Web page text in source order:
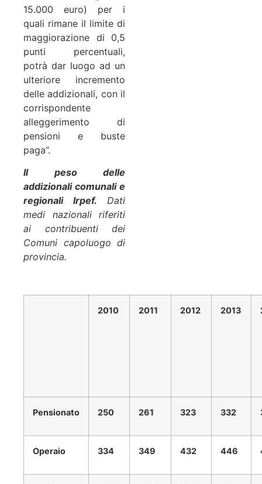
15.000 euro) per i
quali rimane il limite di
maggiorazione di 0,5
punti percentuali,
potrà dar luogo ad un
ulteriore incremento
delle addizionali, con il
corrispondente
alleggerimento di
pensioni e buste
paga”.
Il peso delle
addizionali comunali e
regionali Irpef. Dati
medi nazionali riferiti
ai contribuenti dei
Comuni capoluogo di
provincia.
2010 2011 2012 2013
Pensionato 250 261 323 332
Operaio 334 349 432 446